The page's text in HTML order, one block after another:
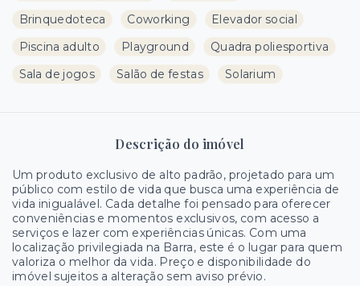
Brinquedoteca
Coworking
Elevador social
Piscina adulto
Playground
Quadra poliesportiva
Sala de jogos
Salão de festas Solarium
Descrição do imóvel
Um produto exclusivo de alto padrão, projetado para um
público com estilo de vida que busca uma experiência de
vida inigualável. Cada detalhe foi pensado para oferecer
conveniências e momentos exclusivos, com acesso a
serviços e lazer com experiências únicas. Com uma
localização privilegiada na Barra, este é o lugar para quem
valoriza o melhor da vida. Preço e disponibilidade do
imóvel sujeitos a alteração sem aviso prévio.